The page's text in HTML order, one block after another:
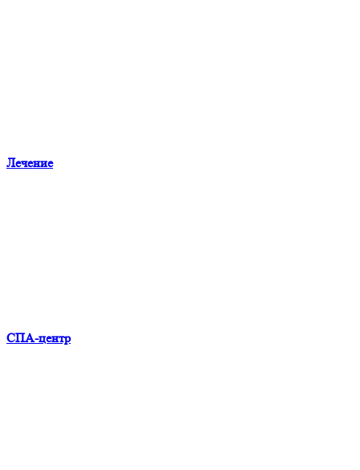
Лечение
СПА-центр